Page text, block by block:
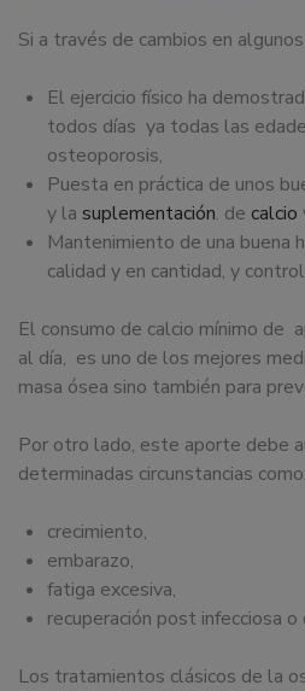
Si a través de cambios en
El ejercicio físico ha
todos días ya todas las
osteoporosis,
Puesta en práctica de unos
y la suplementación. de calcio
Mantenimiento de una buena
calidad y en cantidad, y
El consumo de calcio mínimo de
al día, es uno de los mejores
masa ósea sino también para
Por otro lado, este aporte debe
determinadas circunstancias como:
crecimiento,
embarazo,
fatiga excesiva,
recuperación post infecciosa o
Los tratamientos clásicos de la